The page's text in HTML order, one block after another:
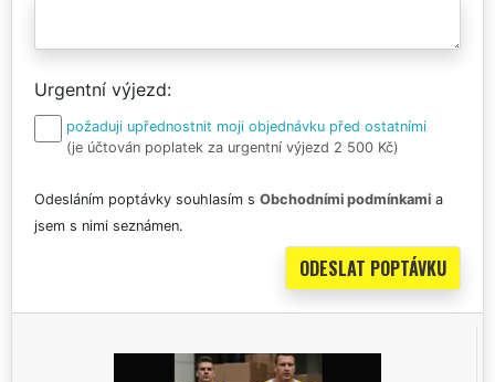
Urgentní výjezd
požaduji upřednostnit moji objednávku před ostatními
(je účtován poplatek za urgentní výjezd 2 500 Kč)
Odesláním poptávky souhlasím s Obchodními podmínkami a
jsem s nimi seznámen.